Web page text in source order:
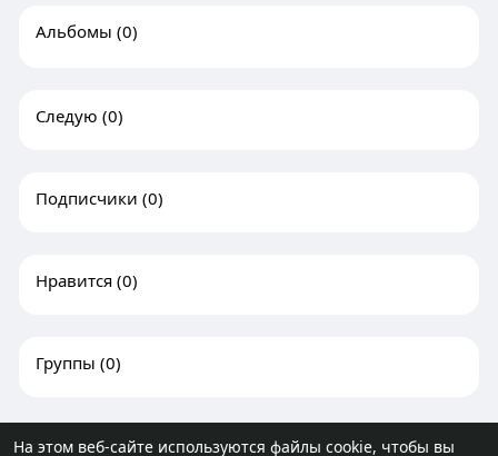
На этом веб-сайте используются файлы cookie, чтобы вы
Альбомы (0)
Следую (0)
Подписчики (0)
Нравится (0)
Группы (0)